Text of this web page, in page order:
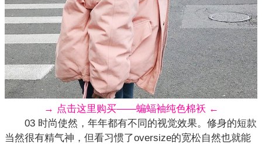
→ 点击这里购买——蝙蝠袖纯色棉袄 ←
03 时尚使然，年年都有不同的视觉效果。修身的短款
当然很有精气神，但看习惯了oversize的宽松自然也就能